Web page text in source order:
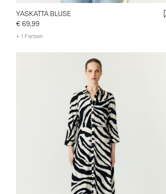
YASKATTA BLUSE
€ 69,99
+ 1 Farben